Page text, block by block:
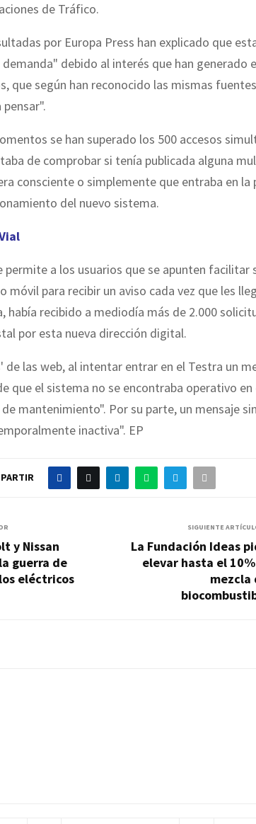
de Tráfico.
por Europa Press han explicado que
demanda" debido al interés que han generado
que según han reconocido las mismas
se han superado los 500 accesos
de comprobar si tenía publicada alguna
consciente o simplemente que entraba en la
del nuevo sistema.
permite a los usuarios que se apunten facilitar
para recibir un aviso cada vez que les
había recibido a mediodía más de 2.000
por esta nueva dirección digital.
de las web, al intentar entrar en el Testra un
que el sistema no se encontraba operativo en
mantenimiento". Por su parte, un mensaje
inactiva". EP
y Nissan
guerra de
eléctricos
SIGUIENTE
La Fundación Ideas
elevar hasta el
mezcla